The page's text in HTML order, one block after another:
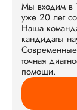
Мы входим в
уже 20 лет
Наша
кандидаты
Современные
точная
помощи.